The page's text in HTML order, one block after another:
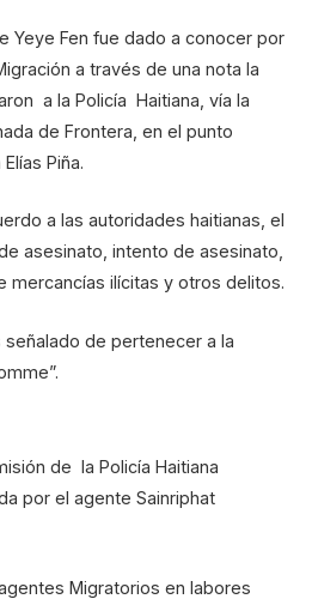
Yeye Fen fue dado a conocer por
a través de una nota la
a la Policía Haitiana, vía la
de Frontera, en el punto
Piña.
a las autoridades haitianas, el
asesinato, intento de asesinato,
mercancías ilícitas y otros delitos.
señalado de pertenecer a la
de la Policía Haitiana
por el agente Sainriphat
Migratorios en labores